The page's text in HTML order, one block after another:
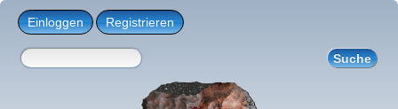
Einloggen Registrieren